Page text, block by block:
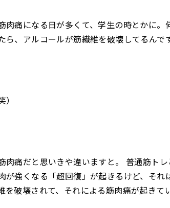
肉痛になる日が多くて、学生の時とかに。
ら、アルコールが筋繊維を破壊してるんで
肉痛だと思いきや違いますと。 普通筋ト
が強くなる「超回復」が起きるけど、そ
を破壊されて、それによる筋肉痛が起きて